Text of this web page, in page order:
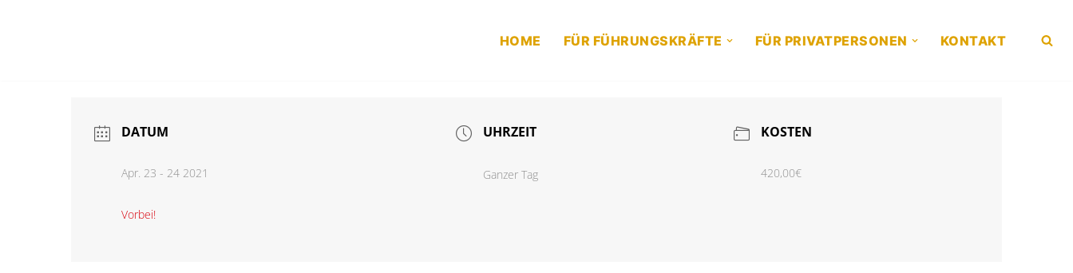
HOME FÜR FÜHRUNGSKRÄFTE FÜR PRIVATPERSONEN KONTAKT
DATUM
Apr. 23 - 24 2021
Vorbei!
UHRZEIT
Ganzer Tag
KOSTEN
420,00€